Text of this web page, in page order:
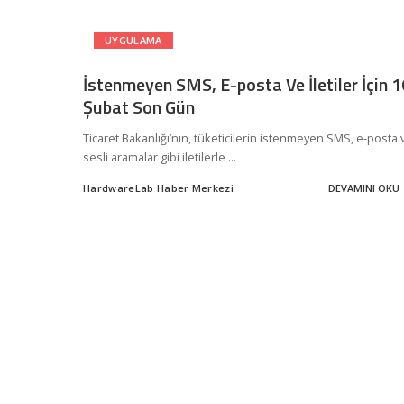
UYGULAMA
İstenmeyen SMS, E-posta Ve İletiler İçin
Şubat Son Gün
Ticaret Bakanlığı’nın, tüketicilerin istenmeyen SMS, e-posta
sesli aramalar gibi iletilerle ...
Posted
HardwareLab Haber Merkezi DEVAMINI OKU